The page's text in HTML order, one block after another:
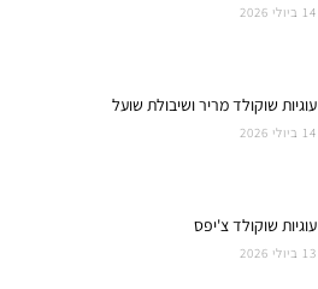
14 ביולי 2026
עוגיות שוקולד מריר ושיבולת שועל
14 ביולי 2026
עוגיות שוקולד צ'יפס
13 ביולי 2026